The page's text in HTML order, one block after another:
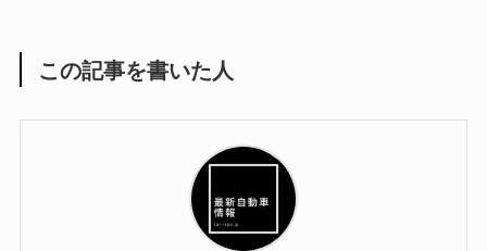
この記事を書いた人